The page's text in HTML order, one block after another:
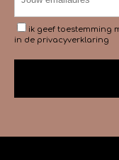
ik geef toestemming
in de privacyverklaring